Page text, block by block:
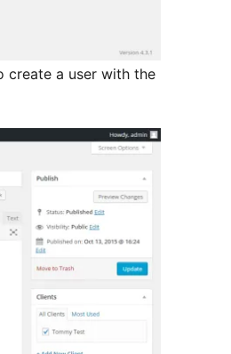
create a user with the